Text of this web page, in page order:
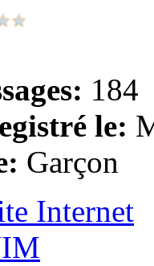
184
le:
Garçon
Internet